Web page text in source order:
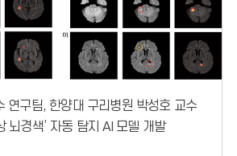
연구팀, 한양대 구리병원 박성호 교수
뇌경색’ 자동 탐지 AI 모델 개발